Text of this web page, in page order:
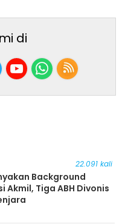
di
22.091 kali
Background
Akmil, Tiga ABH Divonis